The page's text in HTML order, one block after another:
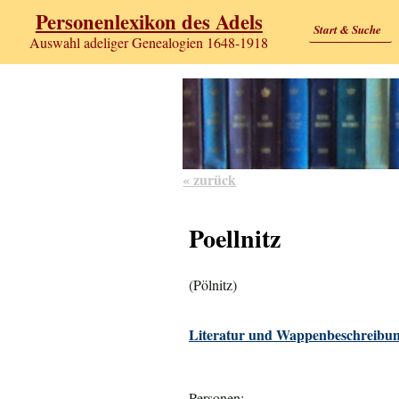
Personenlexikon des Adels
Auswahl adeliger Genealogien 1648-1918
Start & Suche
« zurück
Poellnitz
(Pölnitz)
Literatur und